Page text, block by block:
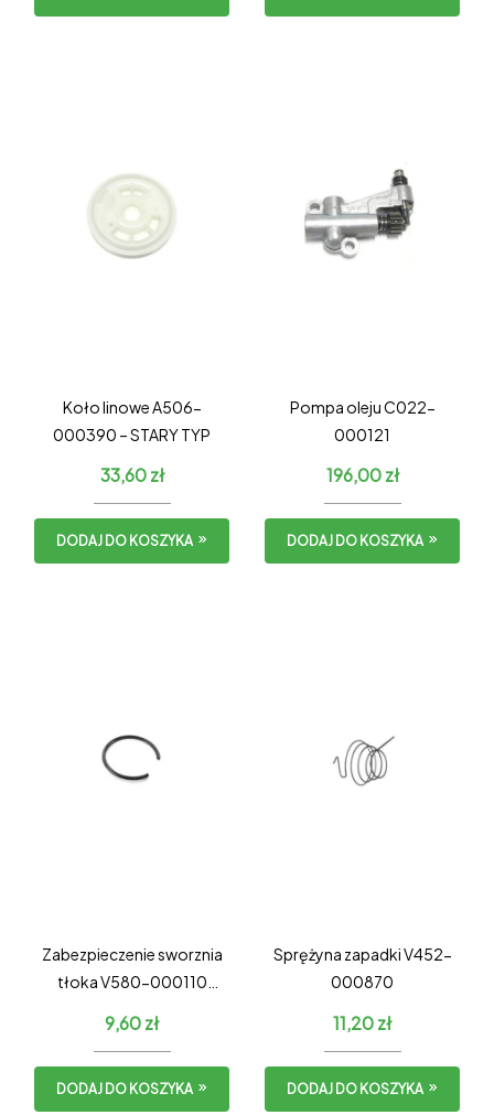
Koło linowe A506-
000390 – STARY TYP
33,60zł
DODAJ DO KOSZYKA
Pompa oleju C022-
000121
196,00zł
DODAJ DO KOSZYKA
Zabezpieczenie sworznia
tłoka V580-000110
9,60zł
DODAJ DO KOSZYKA
Sprężyna zapadki V452-
000870
11,20zł
DODAJ DO KOSZYKA